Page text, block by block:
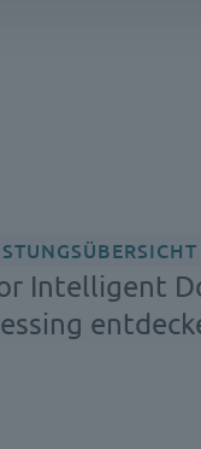
Intelligent